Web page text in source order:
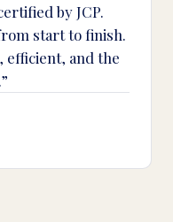
by JCP.
start to finish.
efficient, and the